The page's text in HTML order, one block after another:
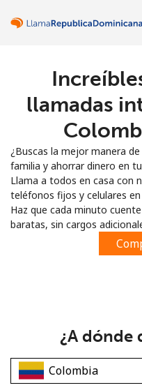
llamadas
¿Buscas la mejor manera
familia y ahorrar dinero en
Llama a todos en casa con
teléfonos fijos y celulares
Haz que cada minuto
baratas, sin cargos
¿A dónde